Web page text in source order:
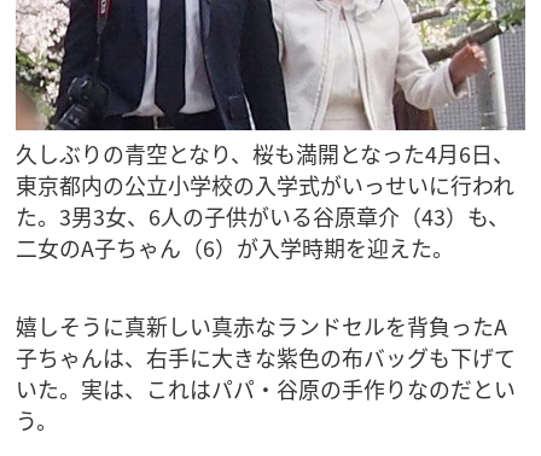
久しぶりの青空となり、桜も満開となった4月6日、
東京都内の公立小学校の入学式がいっせいに行われ
た。3男3女、6人の子供がいる谷原章介（43）も、
二女のA子ちゃん（6）が入学時期を迎えた。
嬉しそうに真新しい真赤なランドセルを背負ったA
子ちゃんは、右手に大きな紫色の布バッグも下げて
いた。実は、これはパパ・谷原の手作りなのだとい
う。